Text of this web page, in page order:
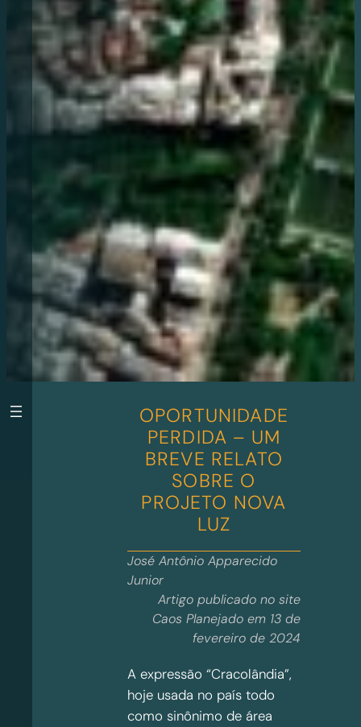
OPORTUNIDADE
PERDIDA – UM
BREVE RELATO
SOBRE O
PROJETO NOVA
LUZ
José Antônio Apparecido
Junior
Artigo publicado no site
Caos Planejado em 13 de
fevereiro de 2024
A expressão “Cracolândia”,
hoje usada no país todo
como sinônimo de área